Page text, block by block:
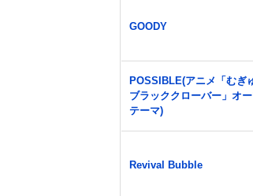
GOODY
POSSIBLE(アニメ「むぎ
ブラッククローバー」オ
テーマ)
Revival Bubble